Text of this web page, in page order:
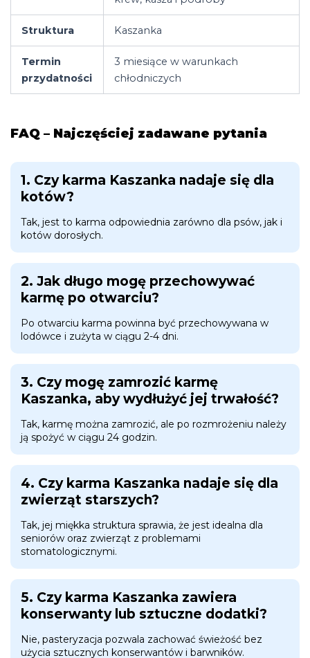
Struktura Kaszanka
Termin
przydatności
3 miesiące w warunkach
chłodniczych
FAQ – Najczęściej zadawane pytania
1. Czy karma Kaszanka nadaje się dla
kotów?
Tak, jest to karma odpowiednia zarówno dla psów, jak i
kotów dorosłych.
2. Jak długo mogę przechowywać
karmę po otwarciu?
Po otwarciu karma powinna być przechowywana w
lodówce i zużyta w ciągu 2-4 dni.
3. Czy mogę zamrozić karmę
Kaszanka, aby wydłużyć jej trwałość?
Tak, karmę można zamrozić, ale po rozmrożeniu należy
ją spożyć w ciągu 24 godzin.
4. Czy karma Kaszanka nadaje się dla
zwierząt starszych?
Tak, jej miękka struktura sprawia, że jest idealna dla
seniorów oraz zwierząt z problemami
stomatologicznymi.
5. Czy karma Kaszanka zawiera
konserwanty lub sztuczne dodatki?
Nie, pasteryzacja pozwala zachować świeżość bez
użycia sztucznych konserwantów i barwników.